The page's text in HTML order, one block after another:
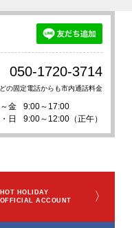
050-1720-3714
の固定電話からも市内通話料金
金
9:00～17:00
日
9:00～12:00（正午）
HOT HOLIDAY
OFFICIAL ACCOUNT
〉